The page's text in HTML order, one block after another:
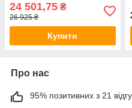
24 501,75 ₴
26 925 ₴
Купити
Про нас
95% позитивних з 21